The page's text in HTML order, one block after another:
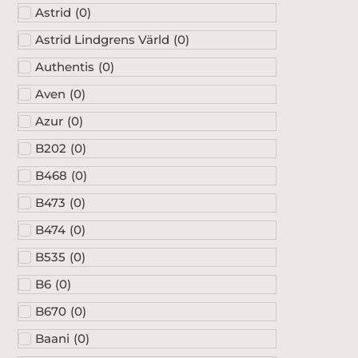
Astrid (0)
Astrid Lindgrens Värld (0)
Authentis (0)
Aven (0)
Azur (0)
B202 (0)
B468 (0)
B473 (0)
B474 (0)
B535 (0)
B6 (0)
B670 (0)
Baani (0)